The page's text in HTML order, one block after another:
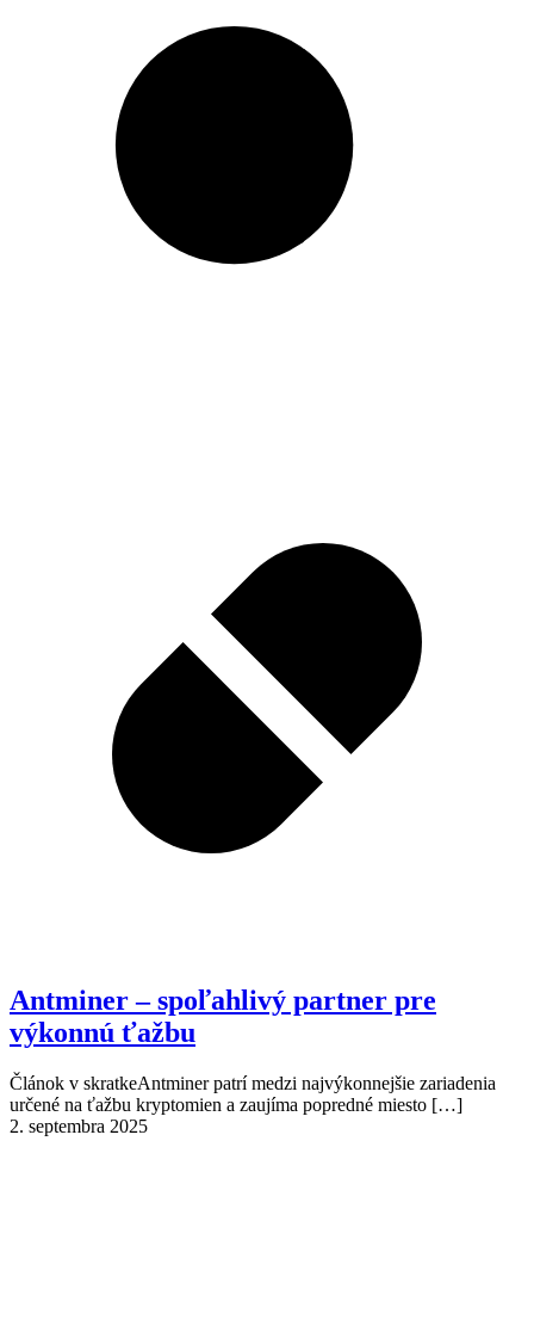
Antminer – spoľahlivý partner pre
výkonnú ťažbu
Článok v skratkeAntminer patrí medzi najvýkonnejšie zariadenia
určené na ťažbu kryptomien a zaujíma popredné miesto […]
2. septembra 2025